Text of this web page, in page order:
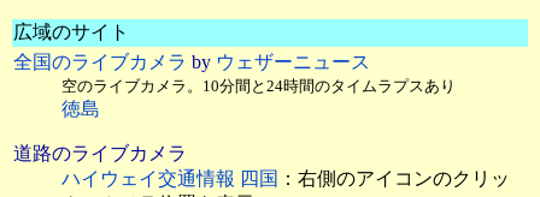
広域のサイト
全国のライブカメラ by ウェザーニュース
空のライブカメラ。10分間と24時間のタイムラプスあり
徳島
道路のライブカメラ
ハイウェイ交通情報 四国 ：右側のアイコンのクリッ